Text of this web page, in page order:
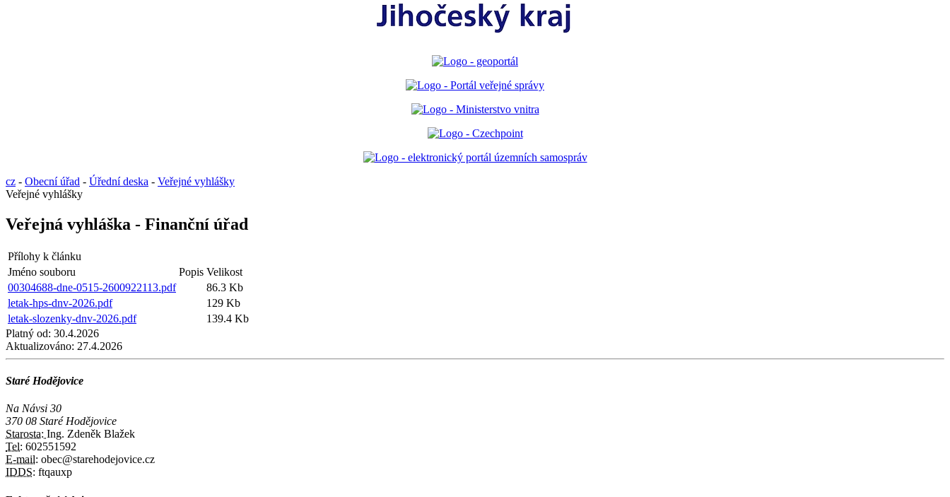
cz - Obecní úřad - Úřední deska - Veřejné vyhlášky
Veřejné vyhlášky
Veřejná vyhláška - Finanční úřad
Přílohy k článku
Jméno souboru
Popis Velikost
00304688-dne-0515-2600922113.pdf
86.3 Kb
letak-hps-dnv-2026.pdf
129 Kb
letak-slozenky-dnv-2026.pdf
139.4 Kb
Platný od: 30.4.2026
Aktualizováno: 27.4.2026
Staré Hodějovice
Na Návsi 30
370 08 Staré Hodějovice
Starosta: Ing. Zdeněk Blažek
Tel: 602551592
E-mail: obec@starehodejovice.cz
IDDS: ftqauxp